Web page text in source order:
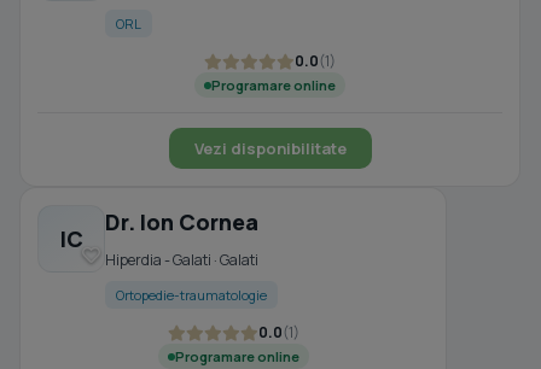
ORL
0.0(1)
Programare online
Vezi disponibilitate
IC
Dr. Ion Cornea
Hiperdia - Galati · Galati
Ortopedie-traumatologie
0.0(1)
Programare online